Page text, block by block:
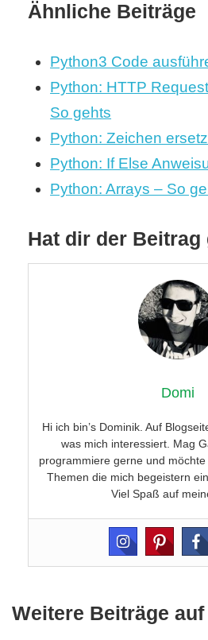
Ähnliche Beiträge
Python3 Code
Python: HTTP
So gehts
Python: Zeichen
Python: If Else
Python: Arrays – So
Hat dir der Beitrag
Domi
Hi ich bin’s Dominik. Auf
was mich interessiert. Mag
programmiere gerne und
Themen die mich begeistern
Viel Spaß auf
Weitere Beiträge